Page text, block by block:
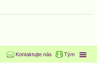
Tým
Kontaktujte nás